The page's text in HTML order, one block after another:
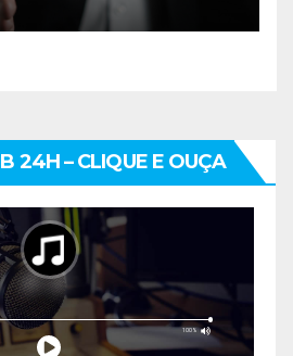
24H – CLIQUE E OUÇA